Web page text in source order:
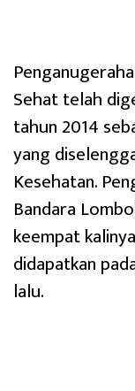
Sehat telah
tahun 2014
yang
Kesehatan.
Bandara
keempat
didapatkan
lalu.